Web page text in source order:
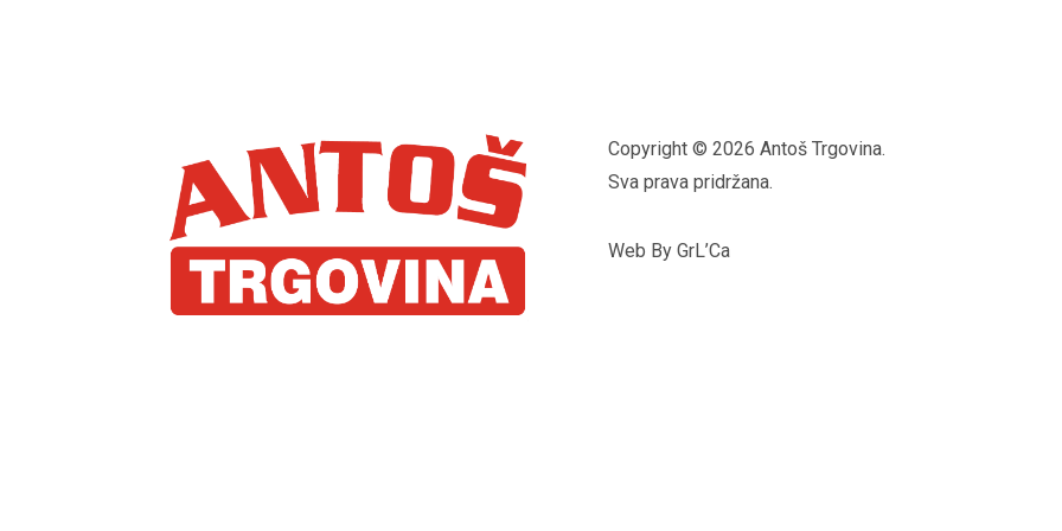
Copyright © 2026 Antoš Trgovina.
Sva prava pridržana.
Web By GrL’Ca